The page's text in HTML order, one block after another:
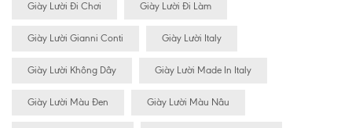
Giày Lười Đi Chơi Giày Lười Đi Làm
Giày Lười Gianni Conti Giày Lười Italy
Giày Lười Không Dây Giày Lười Made In Italy
Giày Lười Màu Đen Giày Lười Màu Nâu